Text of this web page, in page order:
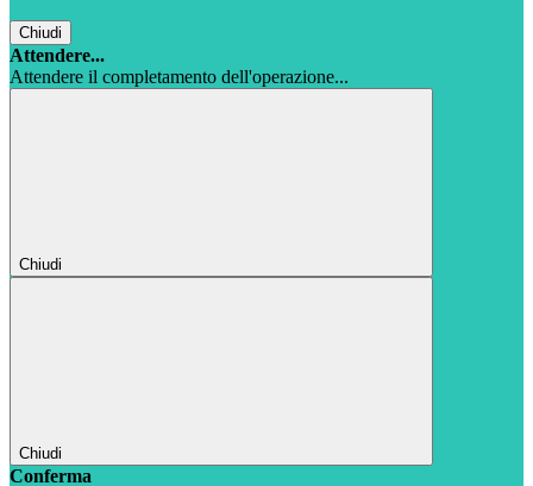
Chiudi
Attendere...
Attendere il completamento dell'operazione...
Chiudi
Chiudi
Conferma